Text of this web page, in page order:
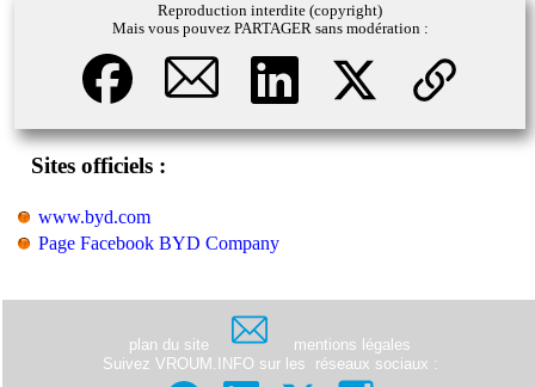
Reproduction interdite (copyright)
Mais vous pouvez PARTAGER sans modération :
Sites officiels :
www.byd.com
Page Facebook BYD Company
plan du site
mentions légales
Suivez VROUM.INFO sur les
réseaux sociaux :